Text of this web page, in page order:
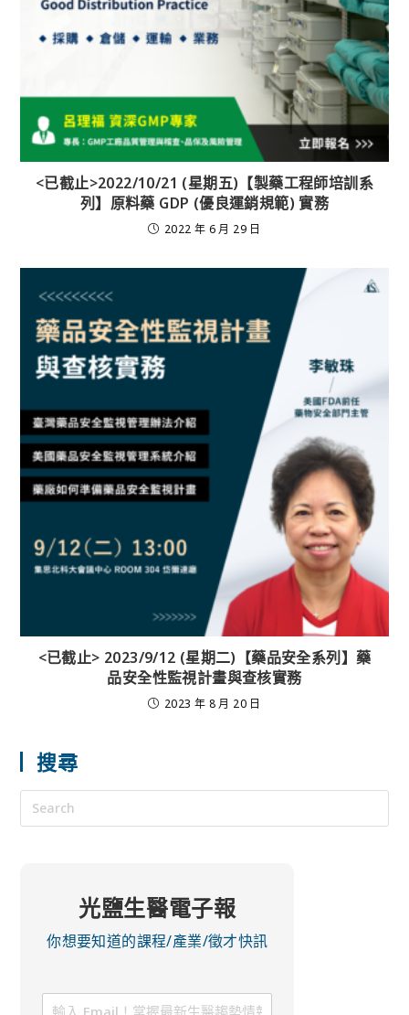
<已截止>2022/10/21 (星期五)【製藥工程師培訓系
列】原料藥 GDP (優良運銷規範) 實務
2022 年 6 月 29 日
<已截止> 2023/9/12 (星期二)【藥品安全系列】藥
品安全性監視計畫與查核實務
2023 年 8 月 20 日
搜尋
光鹽生醫電子報
你想要知道的課程/產業/徵才快訊